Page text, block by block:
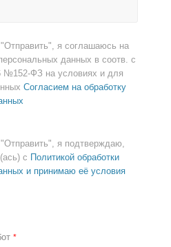
я соглашаюсь на
данных в соотв. с
№152-ФЗ на условиях и для
Согласием на обработку
я подтверждаю,
с Политикой обработки
и принимаю её условия
*